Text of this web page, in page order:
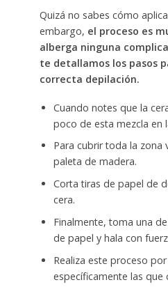
Quizá no sabes cómo
embargo, el proceso es
alberga ninguna
te detallamos los pasos
correcta depilación.
Cuando notes que la
poco de esta mezcla en
Para cubrir toda la zona
paleta de madera.
Corta tiras de papel de
cera.
Finalmente, toma una
de papel y hala con
Realiza este proceso
específicamente las que